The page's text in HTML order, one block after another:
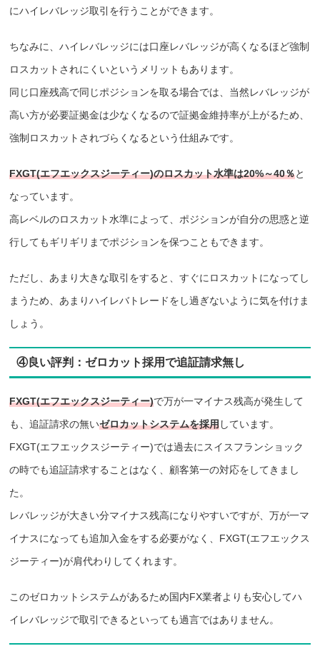
にハイレバレッジ取引を行うことができます。
ちなみに、ハイレバレッジには口座レバレッジが高くなるほど強制
ロスカットされにくいというメリットもあります。
同じ口座残高で同じポジションを取る場合では、当然レバレッジが
高い方が必要証拠金は少なくなるので証拠金維持率が上がるため、
強制ロスカットされづらくなるという仕組みです。
FXGT(エフエックスジーティー)のロスカット水準は20%～40％と
なっています。
高レベルのロスカット水準によって、ポジションが自分の思惑と逆
行してもギリギリまでポジションを保つこともできます。
ただし、あまり大きな取引をすると、すぐにロスカットになってし
まうため、あまりハイレバトレードをし過ぎないように気を付けま
しょう。
④良い評判：ゼロカット採用で追証請求無し
FXGT(エフエックスジーティー)で万が一マイナス残高が発生して
も、追証請求の無いゼロカットシステムを採用しています。
FXGT(エフエックスジーティー)では過去にスイスフランショック
の時でも追証請求することはなく、顧客第一の対応をしてきまし
た。
レバレッジが大きい分マイナス残高になりやすいですが、万が一マ
イナスになっても追加入金をする必要がなく、FXGT(エフエックス
ジーティー)が肩代わりしてくれます。
このゼロカットシステムがあるため国内FX業者よりも安心してハ
イレバレッジで取引できるといっても過言ではありません。